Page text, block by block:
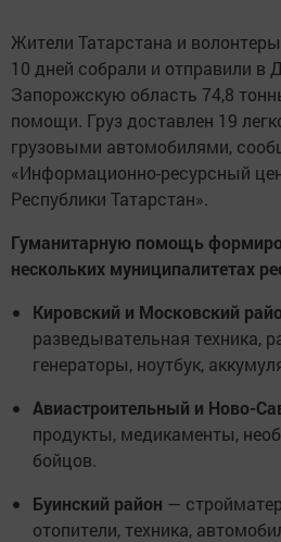
Жители Татарстана и
10 дней собрали и отправили в
Запорожскую область 74,8
помощи. Груз доставлен 19
грузовыми автомобилями,
«Информационно-ресурсный
Республики Татарстан».
Гуманитарную помощь
нескольких муниципалитетах
Кировский и Московский
разведывательная техника,
генераторы, ноутбук,
Авиастроительный и Ново-
продукты, медикаменты,
бойцов.
Буинский район —
отопители, техника,